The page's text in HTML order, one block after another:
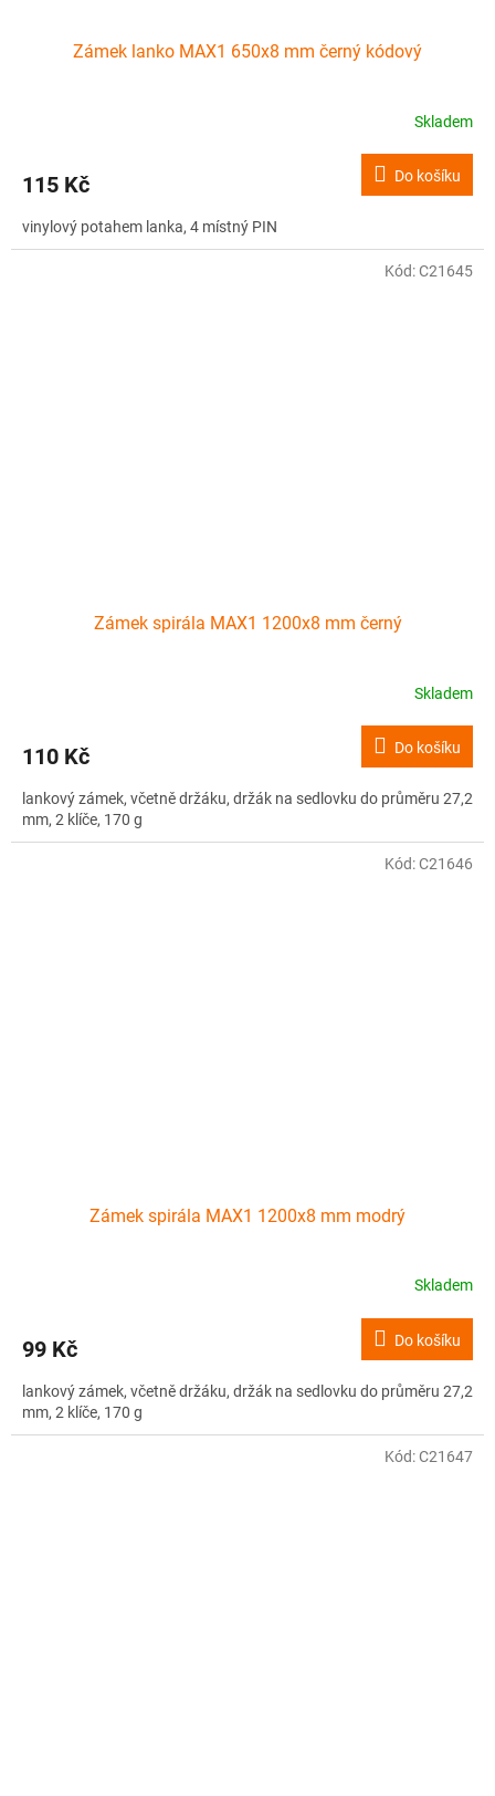
Zámek lanko MAX1 650x8 mm černý kódový
Skladem
115 Kč Do košíku
vinylový potahem lanka, 4 místný PIN
Zámek spirála MAX1 1200x8 mm černý
Skladem
110 Kč Do košíku
lankový zámek, včetně držáku, držák na sedlovku do průměru 27,2
mm, 2 klíče, 170 g
Kód:C21645
Zámek spirála MAX1 1200x8 mm modrý
Skladem
99 Kč Do košíku
lankový zámek, včetně držáku, držák na sedlovku do průměru 27,2
mm, 2 klíče, 170 g
Kód:C21646
Kód:C21647